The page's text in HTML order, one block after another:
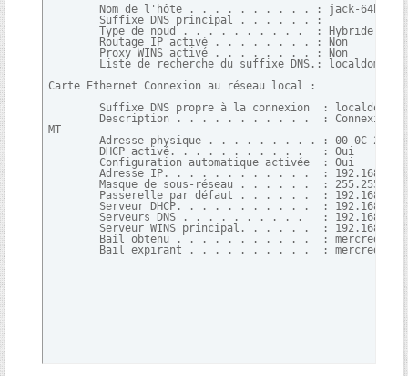
Nom de l'hôte . . . . . . . . . . : jack-
        Suffixe DNS principal . . . . . . :
        Type de noud . . . . . . . . . .  : Hybride
        Routage IP activé . . . . . . . . : Non
        Proxy WINS activé . . . . . . . . : Non
        Liste de recherche du suffixe DNS.: localdomain
Carte Ethernet Connexion au réseau local :
        Suffixe DNS propre à la connexion  : localdomain
Description . . . . . . . . . . .  : Connexion
MT
Adresse physique . . . . . . . . . : 00-0C-29-
        DHCP activé. . . . . . . . . . .   : Oui
        Configuration automatique activée  : Oui
Adresse IP. . . . . . . . . . . .  :
Masque de sous-réseau . . . . . .  :
Passerelle par défaut . . . . . .  :
Serveur DHCP. . . . . . . . . . .  :
Serveurs DNS . . . . . . . . . .   :
Serveur WINS principal. . . . . .  :
Bail obtenu . . . . . . . . . . .  : mercredi
Bail expirant . . . . . . . . . .  : mercredi